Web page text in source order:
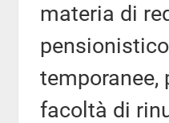
materia di
temporanee,
facoltà di